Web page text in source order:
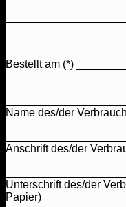
Bestellt am (*)
Name des/der
Anschrift des/der
Unterschrift des/der
Papier)